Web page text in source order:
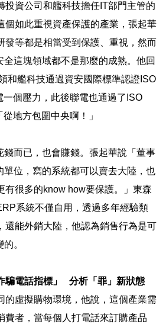
投資公司和艦科技擔任IT部門主管的
個如此重視資產保護的產業，張起華
發等都是相當受到保護、重視，然而
全這塊領域都不是那麼的成熟。他回
和艦科技通過資安國際標準認證 ISO
一個壓力，此後聯電也通過了 ISO
從地方包圍中央啊！」
錢而已，也會賺錢。張起華說「董事
單位，寫的系統都可以賣去大陸，也
有很多的know how要保護。」東森
系統不僅自用，透過多年經驗類
還能外銷大陸，他認為銷售行為是可
的。
電話指標」 分析「罪」新狀態
的虛擬購物環境，他說，這個產業需
費者，當每個人打電話來訂購產品